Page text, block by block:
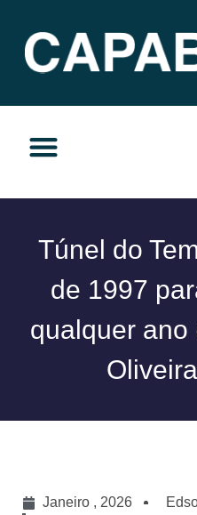
Túnel do
de 1997
qualquer ano
Janeiro , 2026